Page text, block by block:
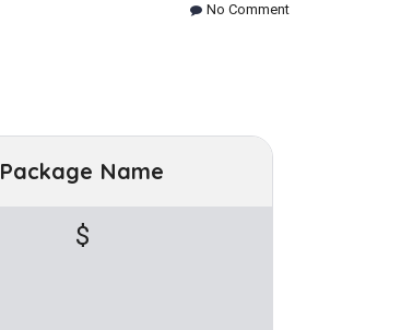
No Comment
Package Name
$